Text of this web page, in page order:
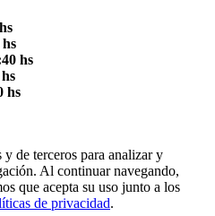
hs
hs
hs
de terceros para analizar y
Al continuar navegando,
que acepta su uso junto a los
de privacidad.